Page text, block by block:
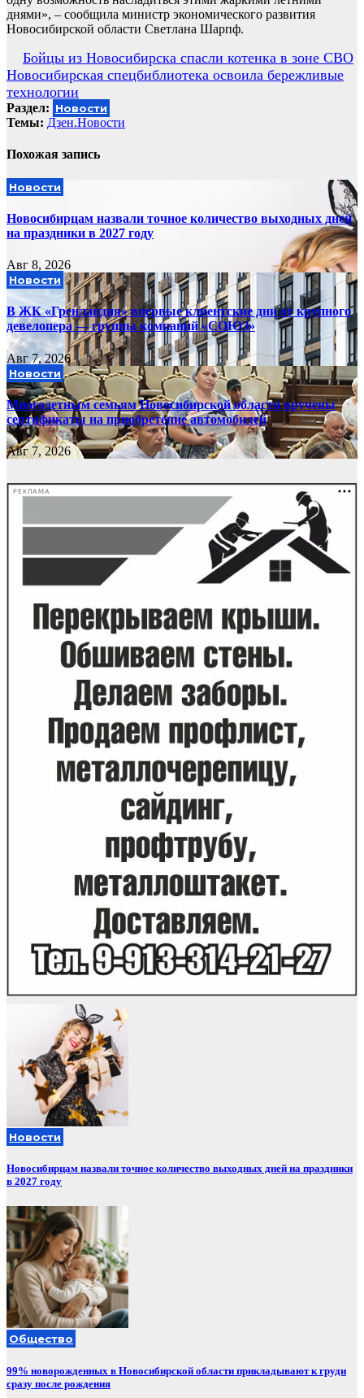
днями», – сообщила министр экономического развития
Новосибирской области Светлана Шарпф.
Навигация
по
записям
Бойцы из Новосибирска спасли котенка в зоне СВО
Новосибирская спецбиблиотека освоила бережливые
технологии
Раздел: Новости
Темы: Дзен.Новости
Похожая запись
Новости
Новосибирцам назвали точное количество выходных дней
на праздники в 2027 году
Авг 8, 2026
Новости
В ЖК «Гренландия» впервые клиентские дни от крупного
девелопера — группы компаний «СОЮЗ»
Авг 7, 2026
Новости
Многодетным семьям Новосибирской области вручены
сертификаты на приобретение автомобилей
Авг 7, 2026
РЕКЛАМА
Новости
Новосибирцам назвали точное количество выходных дней на праздники
в 2027 году
Общество
99% новорожденных в Новосибирской области прикладывают к груди
сразу после рождения